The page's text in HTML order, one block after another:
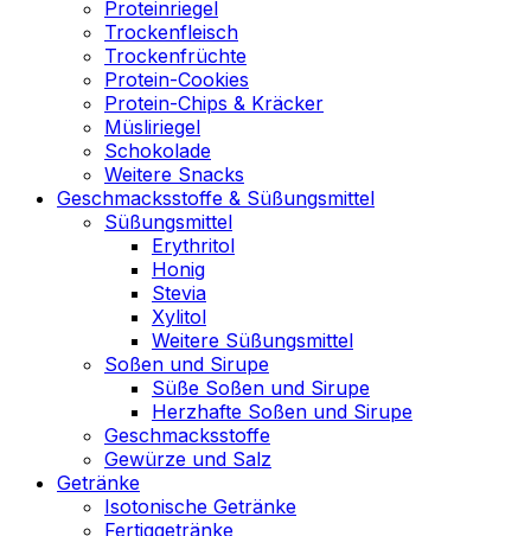
Proteinriegel
Trockenfleisch
Trockenfrüchte
Protein-Cookies
Protein-Chips & Kräcker
Müsliriegel
Schokolade
Weitere Snacks
Geschmacksstoffe & Süßungsmittel
Süßungsmittel
Erythritol
Honig
Stevia
Xylitol
Weitere Süßungsmittel
Soßen und Sirupe
Süße Soßen und Sirupe
Herzhafte Soßen und Sirupe
Geschmacksstoffe
Gewürze und Salz
Getränke
Isotonische Getränke
Fertiggetränke